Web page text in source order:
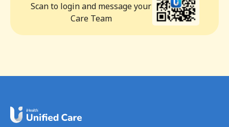
Scan to login and message your
Care Team